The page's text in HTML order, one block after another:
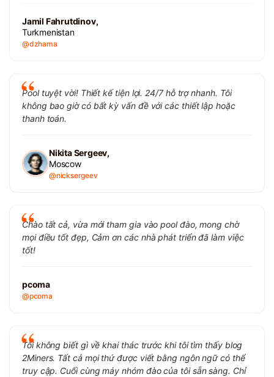
Jamil Fahrutdinov,
Turkmenistan
@dzhama
Pool tuyệt vời! Thiết kế tiện lợi. 24/7 hỗ trợ nhanh. Tôi
không bao giờ có bất kỳ vấn đề với các thiết lập hoặc
thanh toán.
Nikita Sergeev,
Moscow
@nicksergeev
Chào tất cả, vừa mới tham gia vào pool đào, mong chờ
mọi điều tốt đẹp, Cảm ơn các nhà phát triển đã làm việc
tốt!
pcoma
@pcoma
Tôi không biết gì về khai thác trước khi tôi tìm thấy blog
2Miners. Tất cả mọi thứ được viết bằng ngôn ngữ có thể
truy cập. Cuối cùng máy nhóm đào của tôi sẵn sàng. Chỉ